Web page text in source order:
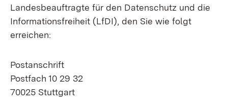
Landesbeauftragte für den Datenschutz und die
Informationsfreiheit (LfDI), den Sie wie folgt
erreichen:
Postanschrift
Postfach 10 29 32
70025 Stuttgart